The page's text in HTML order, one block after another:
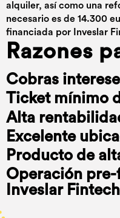
alquiler, así como una
necesario es de 14.300
financiada por Inveslar
Razones
Cobras
Ticket mínimo
Alta
Excelente
Producto de
Operación
Inveslar